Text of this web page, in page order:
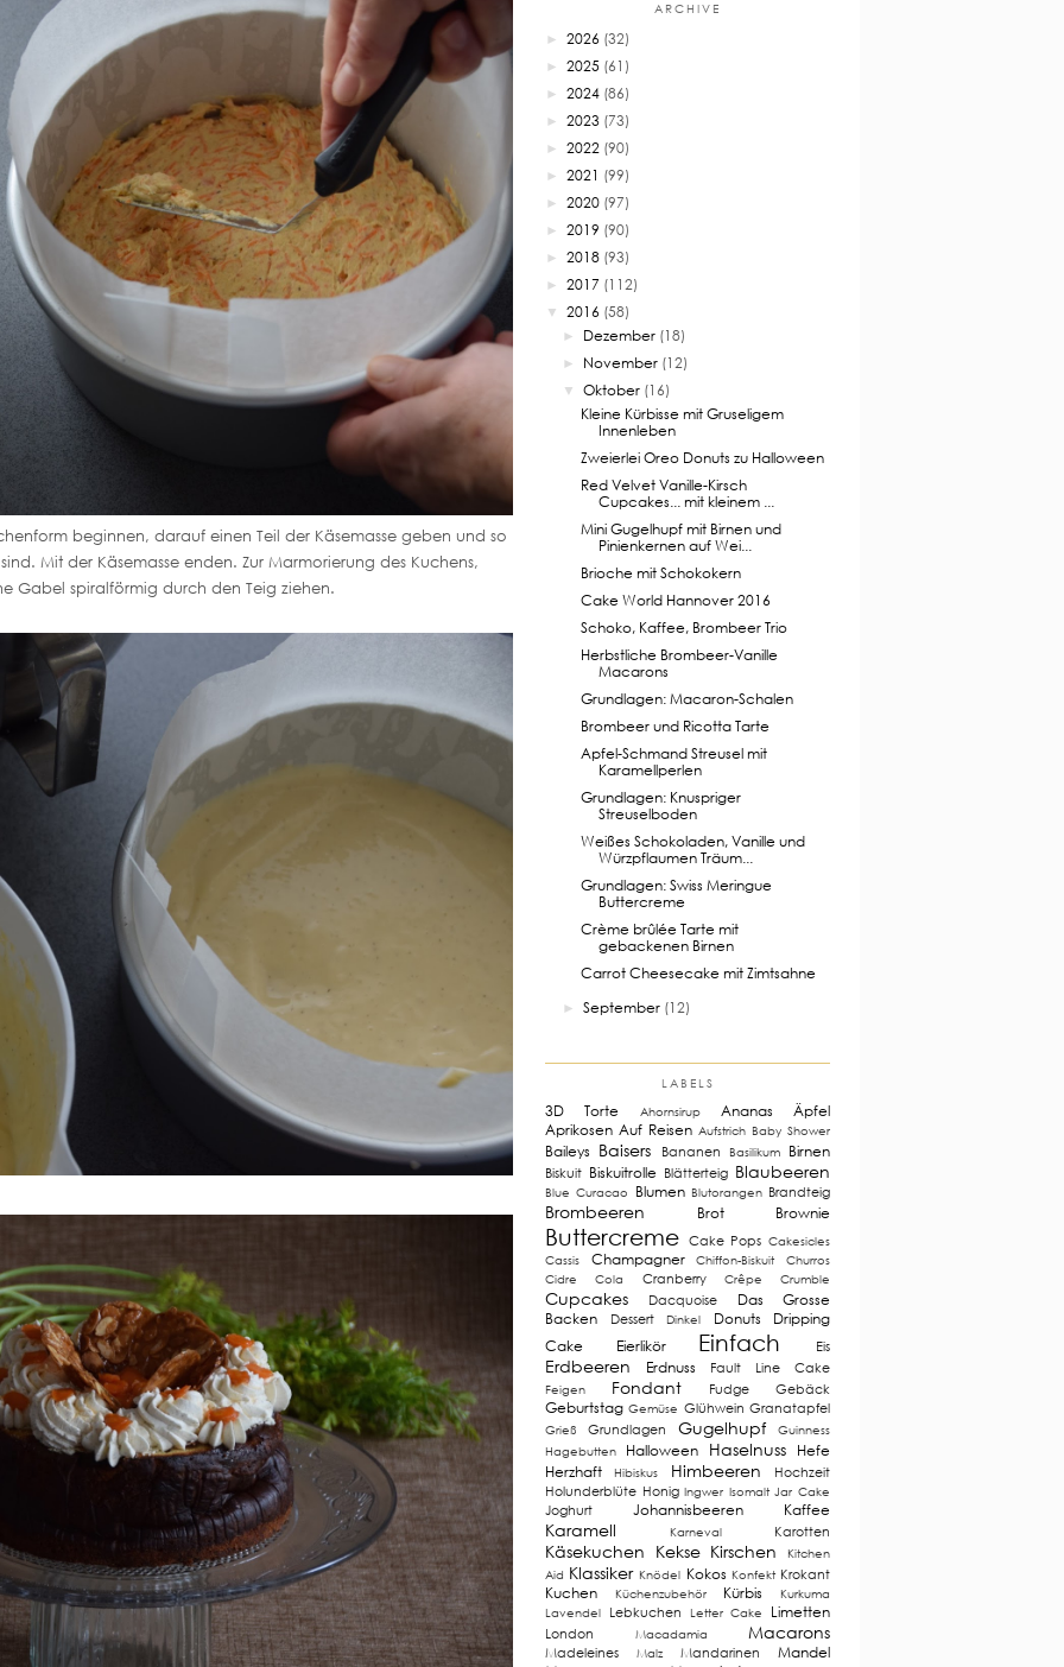
beginnen, darauf einen Teil der Käsemasse geben und so
Mit der Käsemasse enden. Zur Marmorierung des Kuchens,
Gabel spiralförmig durch den Teig ziehen.
ARCHIVE
► 2026 (32)
► 2025 (61)
► 2024 (86)
► 2023 (73)
► 2022 (90)
► 2021 (99)
► 2020 (97)
► 2019 (90)
► 2018 (93)
► 2017 (112)
▼ 2016 (58)
► Dezember (18)
► November (12)
▼ Oktober (16)
Kleine Kürbisse mit Gruseligem
Innenleben
Zweierlei Oreo Donuts zu Halloween
Red Velvet Vanille-Kirsch
Cupcakes... mit kleinem ...
Mini Gugelhupf mit Birnen und
Pinienkernen auf Wei...
Brioche mit Schokokern
Cake World Hannover 2016
Schoko, Kaffee, Brombeer Trio
Herbstliche Brombeer-Vanille
Macarons
Grundlagen: Macaron-Schalen
Brombeer und Ricotta Tarte
Apfel-Schmand Streusel mit
Karamellperlen
Grundlagen: Knuspriger
Streuselboden
Weißes Schokoladen, Vanille und
Würzpflaumen Träum...
Grundlagen: Swiss Meringue
Buttercreme
Crème brûlée Tarte mit
gebackenen Birnen
Carrot Cheesecake mit Zimtsahne
►September (12)
LABELS
3D Torte Ahornsirup Ananas
Äpfel
Aprikosen Auf Reisen Aufstrich Baby Shower
Baileys Baisers Bananen Basilikum Birnen
Biskuit Biskuitrolle Blätterteig Blaubeeren
Blue Curacao Blumen Blutorangen Brandteig
Brombeeren Brot Brownie
Buttercreme Cake Pops Cakesicles
Cassis
Champagner Chiffon-Biskuit
Churros
Cidre
Cola Cranberry Crêpe Crumble
Cupcakes Dacquoise
Das Grosse
Backen
Dessert Dinkel Donuts
Dripping
Cake
Eierlikör Einfach Eis
Erdbeeren Erdnuss Fault Line Cake
Feigen Fondant Fudge Gebäck
Geburtstag Gemüse Glühwein Granatapfel
Grieß Grundlagen Gugelhupf
Guinness
Hagebutten
Halloween Haselnuss
Hefe
Herzhaft
Hibiskus Himbeeren
Hochzeit
Holunderblüte Honig Ingwer Isomalt Jar Cake
Joghurt Johannisbeeren Kaffee
Karamell Karneval Karotten
Käsekuchen Kekse Kirschen
Kitchen
Aid Klassiker Knödel Kokos Konfekt Krokant
Kuchen Küchenzubehör Kürbis
Kurkuma
Lavendel
Lebkuchen Letter Cake Limetten
London Macadamia Macarons
Madeleines Malz Mandarinen
Mandel